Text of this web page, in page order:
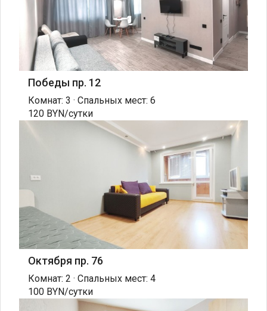
Победы пр. 12
Комнат: 3 · Спальных мест: 6
120 BYN/сутки
Октября пр. 76
Комнат: 2 · Спальных мест: 4
100 BYN/сутки